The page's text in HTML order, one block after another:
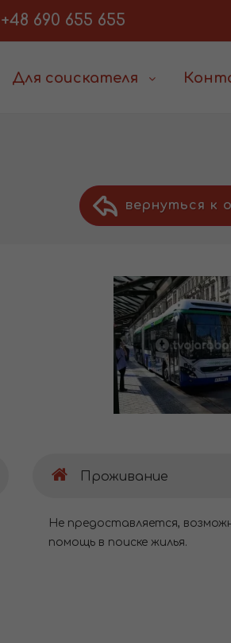
690 655 655
Для соискателя
вернуться к
Проживание
Не предоставляется,
помощь в поиске жилья.